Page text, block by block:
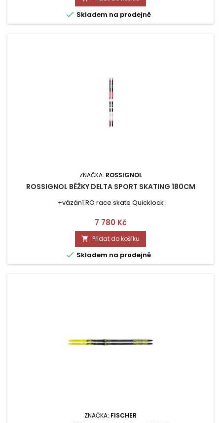
 Skladem na prodejně
ZNAČKA: ROSSIGNOL
ROSSIGNOL BĚŽKY DELTA SPORT SKATING 180CM
+vázání RO race skate Quicklock
Cena
7 780 Kč
 Přidat do košíku
 Skladem na prodejně
ZNAČKA: FISCHER